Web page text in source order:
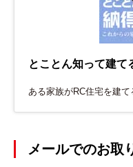
とことん知って建て
ある家族がRC住宅を建
メールでのお取